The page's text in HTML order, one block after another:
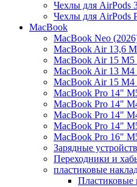
Чехлы для AirPods
Чехлы для AirPods
MacBook
MacBook Neo
MacBook Air 13,6
MacBook Air 15 M5
MacBook Air 13 M4
MacBook Air 15 M4
MacBook Pro 14"
MacBook Pro 14"
MacBook Pro 14"
MacBook Pro 14"
MacBook Pro 16"
Зарядные
Переходники и
пластиковые
Пластиковые